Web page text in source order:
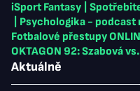
iSport Fantasy
Psychologika -
Fotbalové přestupy
OKTAGON 92: Szabová
Aktuálně